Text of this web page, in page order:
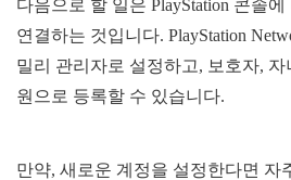
다음으로 할 일은 PlayStation 콘솔
연결하는 것입니다. PlayStation
밀리 관리자로 설정하고, 보호자,
원으로 등록할 수 있습니다.
만약, 새로운 계정을 설정한다면 자